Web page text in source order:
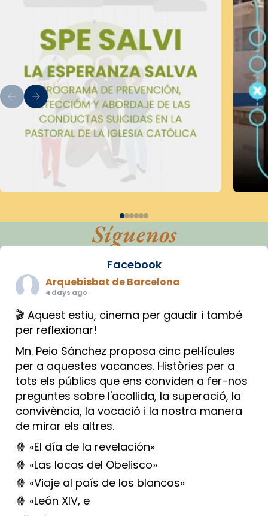
Síguenos
Facebook
Arquebisbat de Barcelona
4 days ago
🎬 Aquest estiu, cinema per gaudir i també
per reflexionar!
Mn. Peio Sánchez proposa cinc pel·lícules
per a aquestes vacances. Històries per a
tots els públics que ens conviden a fer-nos
preguntes sobre l'acollida, la superació, la
convivència, la vocació i la nostra manera
de mirar els altres.
🍿 «El día de la revelación»
🍿 «Las locas del Obelisco»
🍿 «Viaje al país de los blancos»
🍿 «León XIV, e